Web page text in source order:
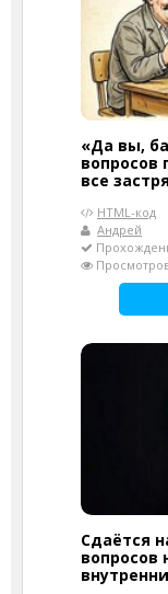
«Да вы,
вопросов
все
HTML-код
Андрей
Сдаётся
вопросов